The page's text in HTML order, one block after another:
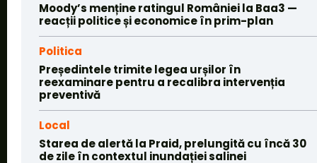
Moody’s menține ratingul României la Baa3 —
reacții politice și economice în prim-plan
Politica
Președintele trimite legea urșilor în
reexaminare pentru a recalibra intervenția
preventivă
Local
Starea de alertă la Praid, prelungită cu încă 30
de zile în contextul inundației salinei